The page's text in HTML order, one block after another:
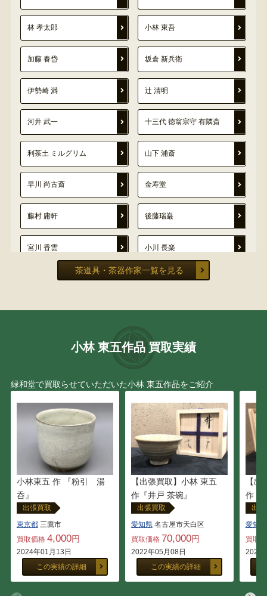
林 孝太郎 小林 東吾
加藤 春岱 坂倉 新兵衛
伊勢崎 満 辻 清明
河井 武一 十三代 徳翁宗守 有隣斎
利茶土 ミルグリム 山下 浦斎
早川 尚古斎 金寿堂
藤村 庸軒 後藤瑞巌
宮川 香雲 小川 長楽
本阿弥 光悦
田辺 竹雲斎 吉田 華正
木村 清五郎
川北 良造 黒井 一楽
玉置 保夫 大谷 司朗
船木 研児 勝城 蒼鳳
大澤 光民 大野 昭和斎
宇野 宗甕 三代 山田 常山
室瀬 和美 山下 義人
茶道具・茶器作家一覧を見る
小林 東五作品 買取実績
緑和堂で買取らせていただいた小林 東五作品をご紹介
小林東五 作 『粉引 湯
呑』
出張買取
東京都三鷹市
買取価格 4,000円
2024年01月13日
この実績の詳細
【出張買取】小林 東五
作『井戸 茶碗』
出張買取
愛知県名古屋市天白区
買取価格 70,000円
2022年05月08日
この実績の詳細
【
作『
出
愛知県
買取
2022